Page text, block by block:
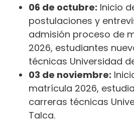
06 de octubre: Inicio
postulaciones y
admisión proceso de
2026, estudiantes
técnicas Universidad
03 de noviembre:
matrícula 2026,
carreras técnicas
Talca.